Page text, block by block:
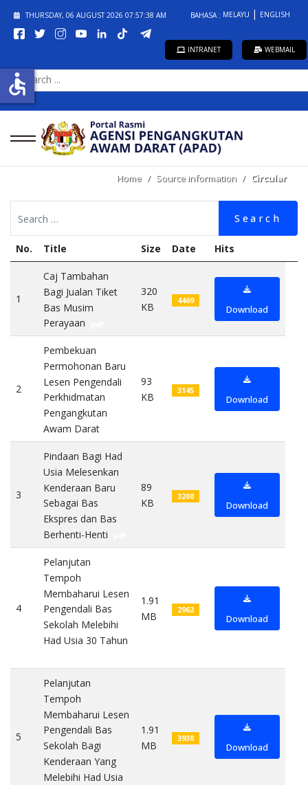
THURSDAY, 06 AUGUST 2026 07:57:39 AM BAHASA : MELAYU ENGLISH
INTRANET WEBMAIL
SEARCH
...
Home Source information Circular
Search
No. Title Size Date Hits
1
Caj Tambahan
Bagi Jualan Tiket
Bas Musim
Perayaan
320
KB
4469
Download
2
Pembekuan
Permohonan Baru
Lesen Pengendali
Perkhidmatan
Pengangkutan
Awam Darat
93
KB
3145
Download
3
Pindaan Bagi Had
Usia Melesenkan
Kenderaan Baru
Sebagai Bas
Ekspres dan Bas
Berhenti-Henti
89
KB
3200
Download
4
Pelanjutan
Tempoh
Membaharui Lesen
Pengendali Bas
Sekolah Melebihi
Had Usia 30 Tahun
1.91
MB
2962
Download
5
Pelanjutan
Tempoh
Membaharui Lesen
Pengendali Bas
Sekolah Bagi
Kenderaan Yang
Melebihi Had Usia
1.91
MB
3930
Download
accessible